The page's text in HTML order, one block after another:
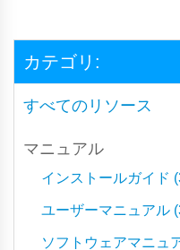
カテゴリ:
すべてのリソース
マニュアル
インストールガイド
ユーザーマニュアル
ソフトウェアマニュ